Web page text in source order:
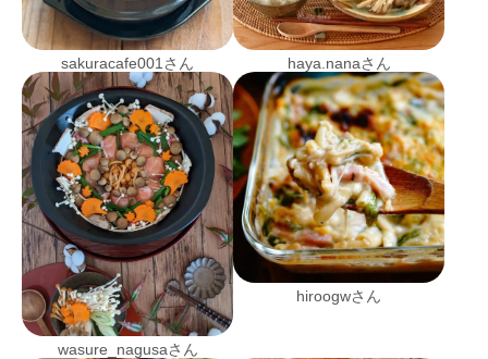
sakuracafe001さん haya.nanaさん
wasure_nagusaさん
hiroogwさん